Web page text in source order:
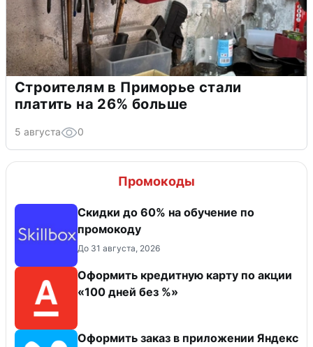
Строителям в Приморье стали
платить на 26% больше
5 августа 0
Промокоды
Скидки до 60% на обучение по
промокоду
До 31 августа, 2026
Оформить кредитную карту по акции
«100 дней без %»
Оформить заказ в приложении Яндекс